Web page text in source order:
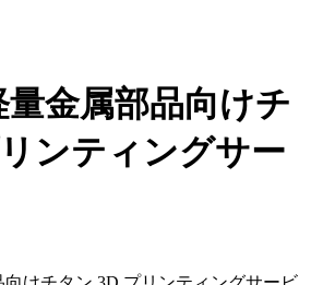
金属部品向けチ
ンティングサー